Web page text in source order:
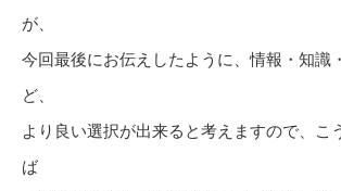
が、
今回最後にお伝えしたように、情報・知識
ど、
より良い選択が出来ると考えますので、こ
ば